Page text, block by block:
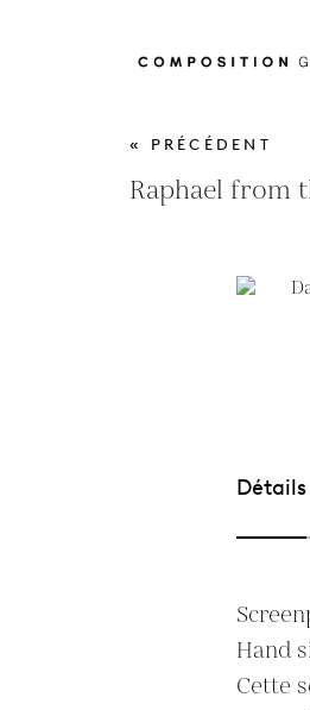
« PRÉCÉDENT
Raphael from
Détails
Hand
Cette